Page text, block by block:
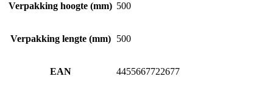
Verpakking hoogte (mm) 500
Verpakking lengte (mm) 500
EAN 4455667722677